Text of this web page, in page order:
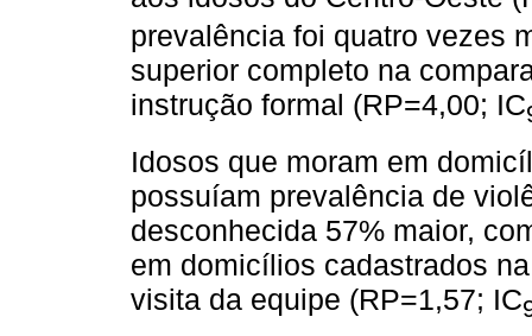
prevalência foi quatro vezes
superior completo na
instrução formal (RP=4,00; IC
Idosos que moram em
possuíam prevalência de
desconhecida 57% maior,
em domicílios cadastrados
visita da equipe (RP=1,57; IC